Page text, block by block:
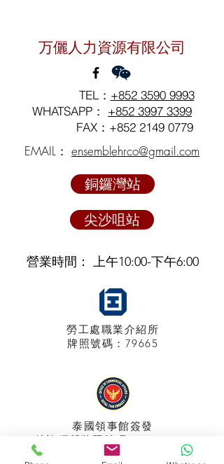
万儷人力資源有限公司
TEL： +852 3590 9993
WHATSAPP： +852 3997 3399
FAX：+852 2149 0779
EMAIL： ensemblehrco@gmail.com
銅鑼灣站
尖沙咀站
營業時間： 上午10:00-下午6:00
勞工處職業介紹所
牌照號碼：79665
泰國領事館簽發
特許經營牌照號碼：048/2025